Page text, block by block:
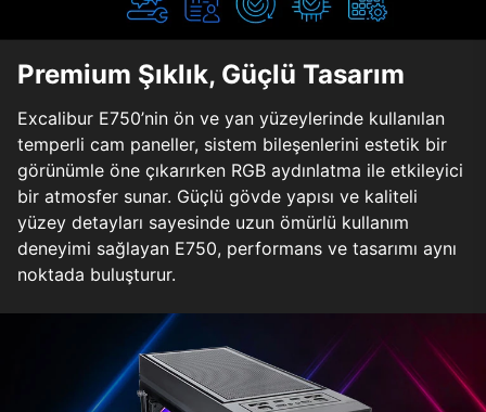
Premium Şıklık, Güçlü Tasarım
Excalibur E750’nin ön ve yan yüzeylerinde kullanılan
temperli cam paneller, sistem bileşenlerini estetik bir
görünümle öne çıkarırken RGB aydınlatma ile etkileyici
bir atmosfer sunar. Güçlü gövde yapısı ve kaliteli
yüzey detayları sayesinde uzun ömürlü kullanım
deneyimi sağlayan E750, performans ve tasarımı aynı
noktada buluşturur.